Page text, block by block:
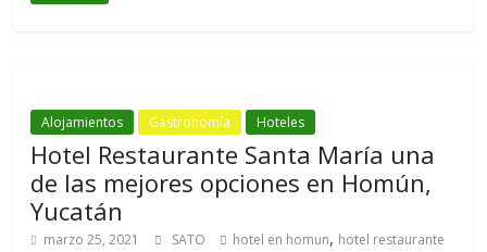
Alojamientos Gastronomía Hoteles
Hotel Restaurante Santa María una
de las mejores opciones en Homún,
Yucatán
marzo 25, 2021 SATO hotel en homun, hotel restaurante